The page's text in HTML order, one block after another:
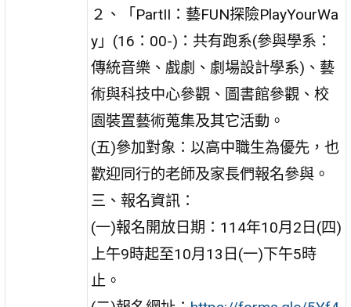
２、「PartII：藝FUN探險PlayYourWa
y」(16：00-)：共有跑系(參與學系：
傳統音樂、戲劇、劇場設計學系)、藝
術與科技中心參觀、圖書館參觀、校
園裝置藝術蒐集及其它活動。
(五)參加對象：以高中職生為優先，也
歡迎同行的老師及家長們報名參與。
三、報名資訊：
(一)報名開放日期：114年10月2日(四)
上午9時起至10月13日(一)下午5時
止。